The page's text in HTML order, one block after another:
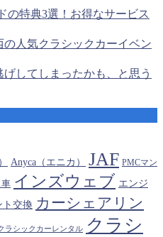
の特典3選！お得なサービス
の人気クラシックカーイベン
してしまったかも、と思う
Anyca（エニカ） JAF PMCマン
車 インズウェブ エンジ
ト交換 カーシェアリン
ラシックカーレンタル クラシ